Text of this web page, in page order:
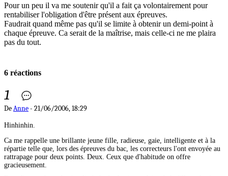
Pour un peu il va me soutenir qu'il a fait ça volontairement pour
rentabiliser l'obligation d'être présent aux épreuves.
Faudrait quand même pas qu'il se limite à obtenir un demi-point à
chaque épreuve. Ca serait de la maîtrise, mais celle-ci ne me plaira
pas du tout.
6 réactions
1
DeAnne- 21/06/2006, 18:29
Hinhinhin.
Ca me rappelle une brillante jeune fille, radieuse, gaie, intelligente et à la
répartie telle que, lors des épreuves du bac, les correcteurs l'ont envoyée au
rattrapage pour deux points. Deux. Ceux que d'habitude on offre
gracieusement.